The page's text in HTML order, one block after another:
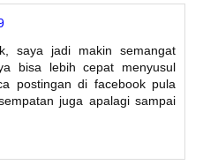
saya jadi makin semangat
bisa lebih cepat menyusul
postingan di facebook pula
juga apalagi sampai